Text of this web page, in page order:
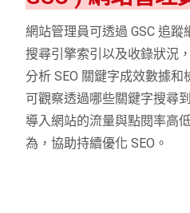
網站管理員可透過 GSC 追
搜尋引擎索引以及收錄狀況
分析 SEO 關鍵字成效數據
可觀察透過哪些關鍵字搜尋
導入網站的流量與點閱率高
為，協助持續優化 SEO。